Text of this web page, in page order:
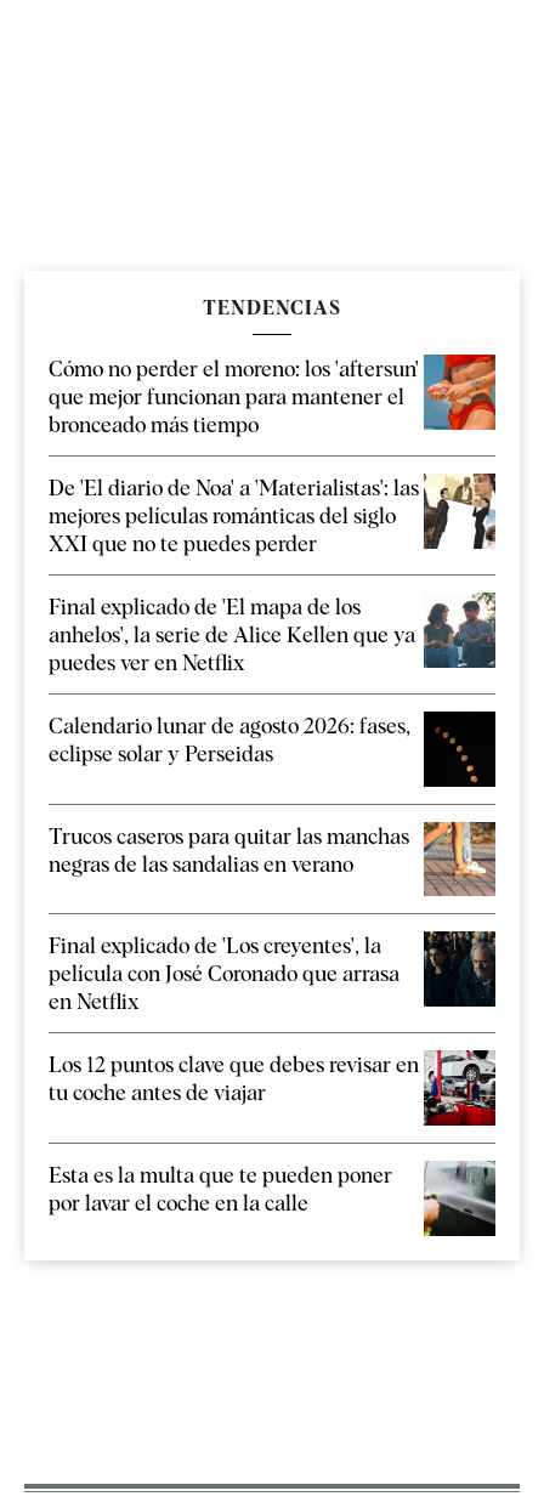
TENDENCIAS
Cómo no perder el moreno: los 'aftersun'
que mejor funcionan para mantener el
bronceado más tiempo
De 'El diario de Noa' a 'Materialistas': las
mejores películas románticas del siglo
XXI que no te puedes perder
Final explicado de 'El mapa de los
anhelos', la serie de Alice Kellen que ya
puedes ver en Netflix
Calendario lunar de agosto 2026: fases,
eclipse solar y Perseidas
Trucos caseros para quitar las manchas
negras de las sandalias en verano
Final explicado de 'Los creyentes', la
película con José Coronado que arrasa
en Netflix
Los 12 puntos clave que debes revisar en
tu coche antes de viajar
Esta es la multa que te pueden poner
por lavar el coche en la calle